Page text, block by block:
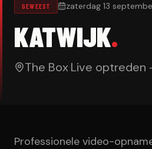
GEWEEST zaterdag 13
KATWIJK.
The BoxLive optreden
Professionele video-